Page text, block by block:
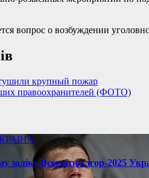
вопрос о возбуждении
крупный пожар
правоохранителей (ФОТО)
Всесвітніх ігор-2025